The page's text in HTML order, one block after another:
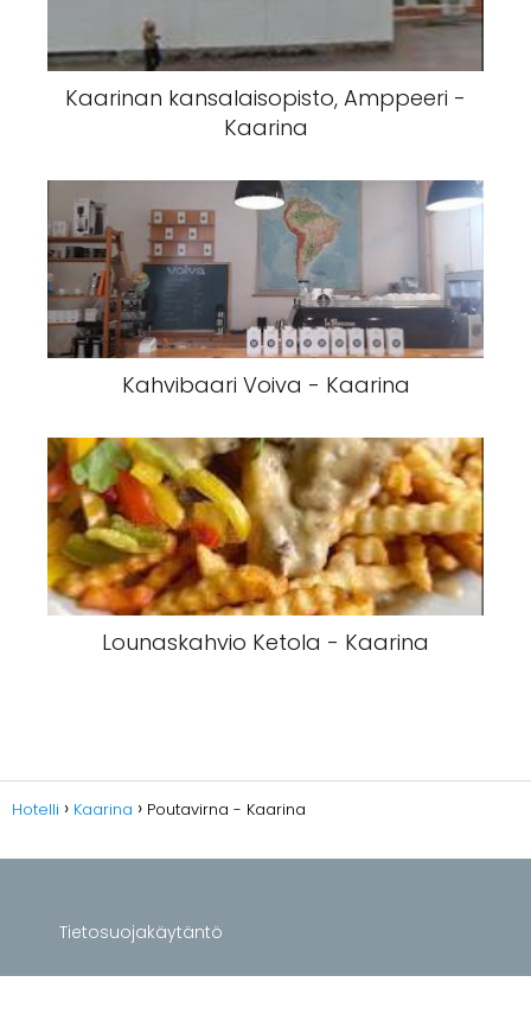
Kaarinan kansalaisopisto, Amppeeri -
Kaarina
Kahvibaari Voiva - Kaarina
Lounaskahvio Ketola - Kaarina
Hotelli Kaarina Poutavirna - Kaarina
Tietosuojakäytäntö